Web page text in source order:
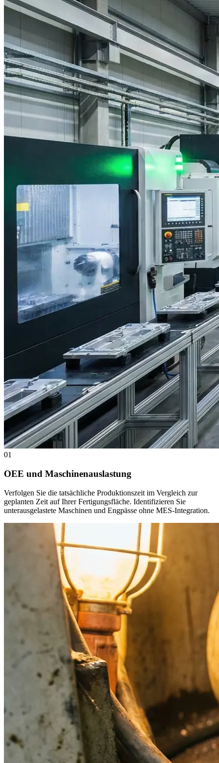
01
OEE und Maschinenauslastung
Verfolgen Sie die tatsächliche Produktionszeit im Vergleich zur
geplanten Zeit auf Ihrer Fertigungsfläche. Identifizieren Sie
unterausgelastete Maschinen und Engpässe ohne MES-Integration.